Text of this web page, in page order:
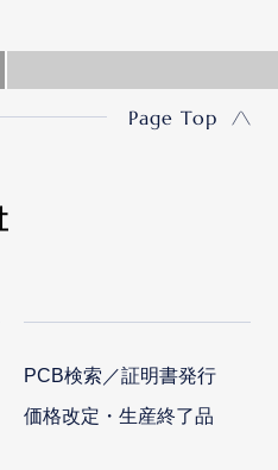
Page Top
PCB検索／証明書発行
価格改定・生産終了品